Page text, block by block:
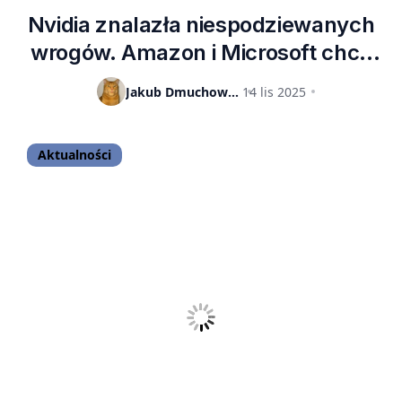
Nvidia znalazła niespodziewanych
wrogów. Amazon i Microsoft chcą
odciąć firmę od chińskiego rynku.
Jakub Dmuchowski 14 lis 2025
Aktualności